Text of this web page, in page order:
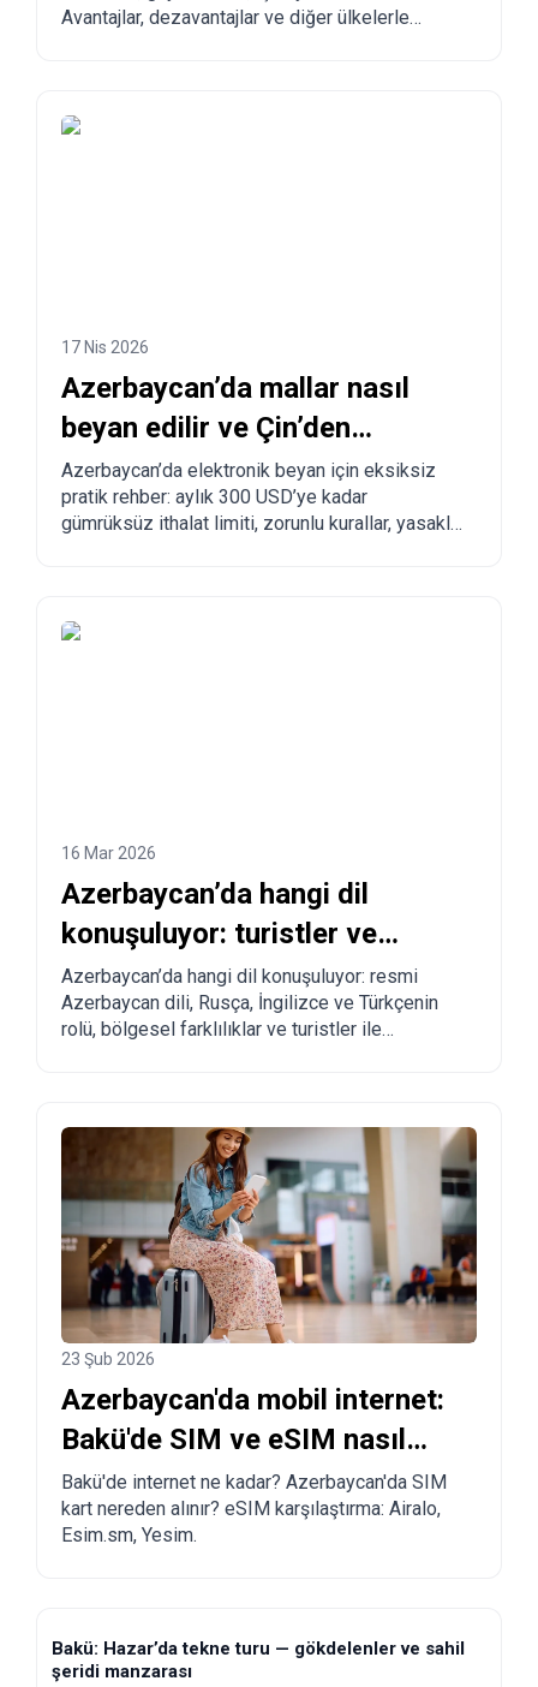
Avantajlar, dezavantajlar ve diğer ülkelerle
17 Nis 2026
Azerbaycan’da mallar nasıl
beyan edilir ve Çin’den
Azerbaycan’a nasıl sipariş
verilir?
Azerbaycan’da elektronik beyan için eksiksiz
pratik rehber: aylık 300 USD’ye kadar
gümrüksüz ithalat limiti, zorunlu kurallar, yasaklı
16 Mar 2026
Azerbaycan’da hangi dil
konuşuluyor: turistler ve
taşınmayı düşünenler için tam
rehber
Azerbaycan’da hangi dil konuşuluyor: resmi
Azerbaycan dili, Rusça, İngilizce ve Türkçenin
rolü, bölgesel farklılıklar ve turistler ile
23 Şub 2026
Azerbaycan'da mobil internet:
Bakü'de SIM ve eSIM nasıl
alınır?
Bakü'de internet ne kadar? Azerbaycan'da SIM
kart nereden alınır? eSIM karşılaştırma: Airalo,
Esim.sm, Yesim.
Bakü: Hazar’da tekne turu — gökdelenler ve sahil
şeridi manzarası